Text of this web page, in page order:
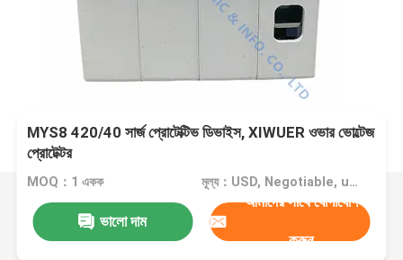
MYS8 420/40 সার্জ প্রোটেক্টিভ ডিভাইস, XIWUER ওভার ভোল্টেজ
প্রোটেক্টর
MOQ：1 একক মূল্য：USD, Negotiable, unit
ভালো দাম
আমাদের সাথে যোগাযোগ
করুন